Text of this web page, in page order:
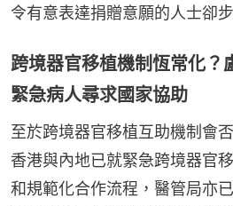
令有意表達捐贈意願的人士卻
跨境器官移植機制恆常化？
緊急病人尋求國家協助
至於跨境器官移植互助機制會
香港與內地已就緊急跨境器官
和規範化合作流程，醫管局亦